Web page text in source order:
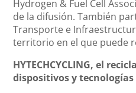
Hydrogen & Fuel Cell
de la difusión. También
Transporte e
territorio en el que puede
HYTECHCYCLING, el
dispositivos y